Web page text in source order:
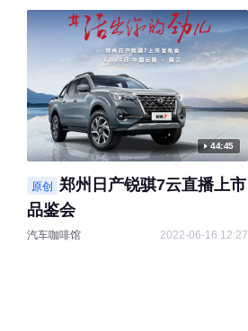
44:45
原创 郑州日产锐骐7云直播上市
品鉴会
汽车咖啡馆 2022-06-16 12:27